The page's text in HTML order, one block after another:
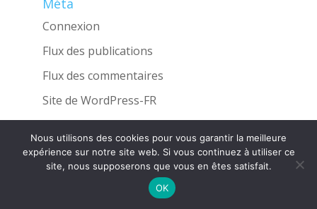
Méta
Connexion
Flux des publications
Flux des commentaires
Site de WordPress-FR
Une réalisation de l'AgenceINGLOBO
Nous utilisons des cookies pour vous garantir la meilleure
expérience sur notre site web. Si vous continuez à utiliser ce
site, nous supposerons que vous en êtes satisfait.
OK